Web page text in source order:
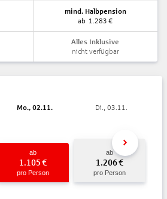
mind. Halbpension
ab 1.283 €
Alles Inklusive
nicht verfügbar
Mo., 02.11.
ab
1.105 €
pro Person
Di., 03.11.
ab
1.206€
pro Person